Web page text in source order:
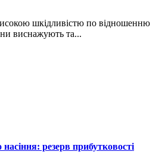
шкідливістю по відношенню
виснажують та...
резерв прибутковості